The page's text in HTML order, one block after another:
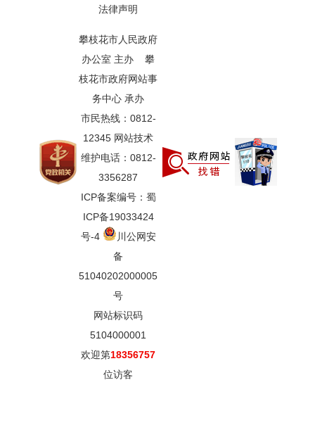
法律声明
攀枝花市人民政府
办公室 主办 攀
枝花市政府网站事
务中心 承办
市民热线：0812-
12345 网站技术
维护电话：0812-
3356287
ICP备案编号：蜀
ICP备19033424
号-4
川公网安
备
51040202000005
号
网站标识码
5104000001
欢迎第18356757
位访客